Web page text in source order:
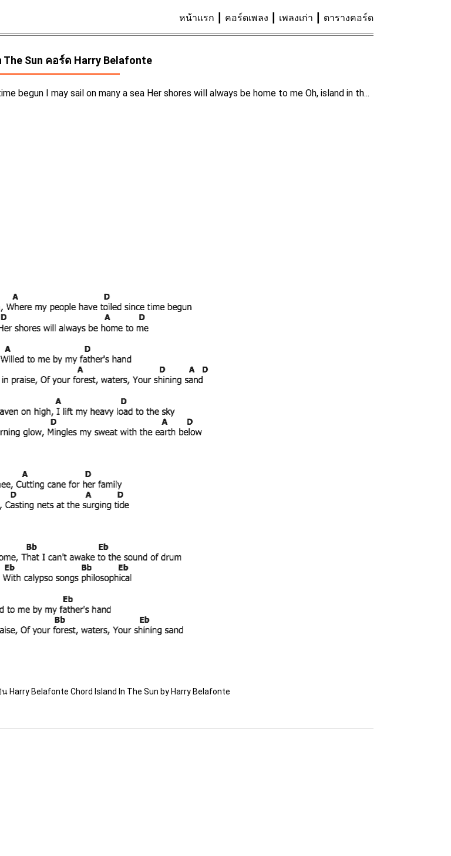
หน้าแรก คอร์ดเพลง เพลงเก่า ตารางคอร์ด
The Sun คอร์ด Harry Belafonte
begun I may sail on many a sea Her shores will always be home to me Oh, island in th...
Harry Belafonte Chord Island In The Sun by Harry Belafonte